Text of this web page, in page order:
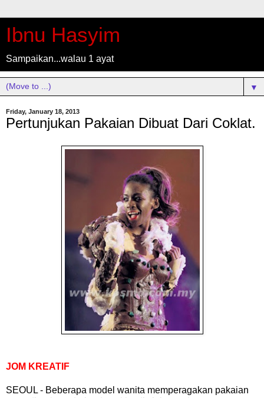
Ibnu Hasyim
Sampaikan...walau 1 ayat
▼
Friday, January 18, 2013
Pertunjukan Pakaian Dibuat Dari Coklat.
JOM KREATIF
SEOUL - Beberapa model wanita memperagakan pakaian